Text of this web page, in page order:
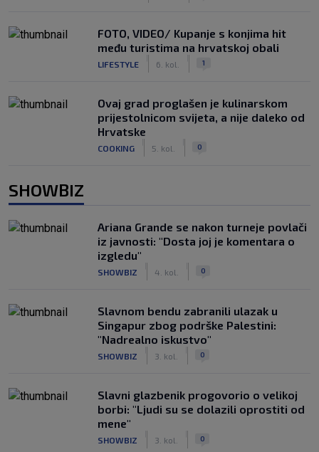
FOTO, VIDEO/ Kupanje s konjima hit
među turistima na hrvatskoj obali
LIFESTYLE 6. kol. 1
Ovaj grad proglašen je kulinarskom
prijestolnicom svijeta, a nije daleko od
Hrvatske
COOKING 5. kol. 0
SHOWBIZ
Ariana Grande se nakon turneje povlači
iz javnosti: "Dosta joj je komentara o
izgledu"
SHOWBIZ 4. kol. 0
Slavnom bendu zabranili ulazak u
Singapur zbog podrške Palestini:
"Nadrealno iskustvo"
SHOWBIZ 3. kol. 0
Slavni glazbenik progovorio o velikoj
borbi: "Ljudi su se dolazili oprostiti od
mene"
SHOWBIZ 3. kol. 0